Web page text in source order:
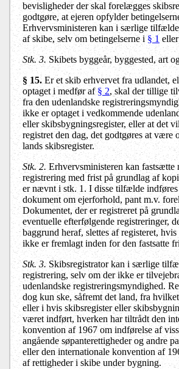
bevisligheder der skal forelægges
godtgøre, at ejeren opfylder
Erhvervsministeren kan i særlige
af skibe, selv om betingelserne i§ 1 eller
Stk. 3. Skibets byggeår, byggested, art
§ 15. Er et skib erhvervet fra udlandet,
optaget i medfør af§ 2, skal der tillige
fra den udenlandske
ikke er optaget i vedkommende
eller skibsbygningsregister, eller at det
registret den dag, det godtgøres at være
lands skibsregister.
Stk. 2. Erhvervsministeren kan fastsætte
registrering med frist på grundlag af
er nævnt i stk. 1. I disse tilfælde indføres
dokument om ejerforhold, pant m.v.
Dokumentet, der er registreret på
eventuelle efterfølgende registreringer,
baggrund heraf, slettes af registeret,
ikke er fremlagt inden for den fastsatte
Stk. 3. Skibsregistrator kan i særlige
registrering, selv om der ikke er
udenlandske registreringsmyndighed.
dog kun ske, såfremt det land, fra
eller i hvis skibsregister eller
været indført, hverken har tiltrådt den
konvention af 1967 om indførelse af
angående søpanterettigheder og andre
eller den internationale konvention af
af rettigheder i skibe under bygning.